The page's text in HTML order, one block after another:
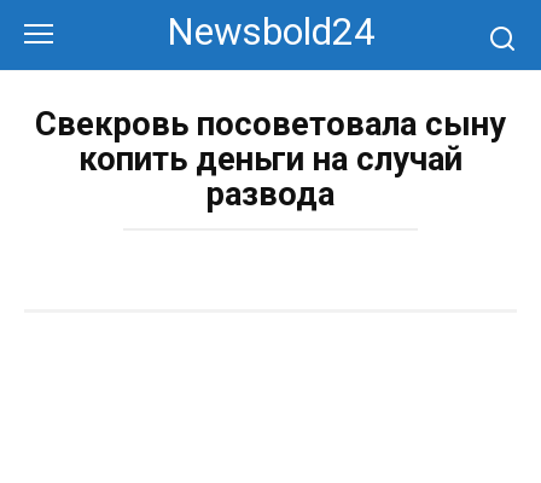
контенту
Newsbold24
Свекровь посоветовала сыну
копить деньги на случай
развода